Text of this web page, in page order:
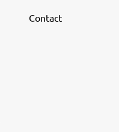
Contact